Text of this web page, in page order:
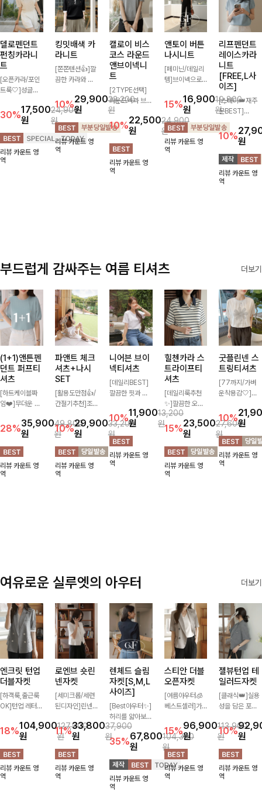
델로펜던트
펀칭카라니
트
[오픈카라/포인
트룩🤍]성글한
통기성 느껴지는
카라 니트! 내추
럴하게 떨어지는
여유핏에 오픈
카라 디테일 더
해져 꾸안꾸 무
30%17,500
원
24,900
원
리뷰 카운트 영
역
킹밋배색 카
라니트
[쫀쫀텐션👍]깔
끔한 카라와 반
만나 하나만 입
어도 완성도 높
은 스타일링을
연출해드려요 부
담 없이 즐기기
좋은 데일리 니
10%29,900
원
33,200
원
리뷰 카운트 영
역
캘로이 비스
코스 라운드
앤브이넥니
트
[2TYPE선택]
라운드넥과 브이
넥 두 가지 디자
인으로 취향에
맞게 선택 가능
한 베이직 니트
🤍 깔끔한 실루
엣과 부드러운
착용감으로 단독
10%22,500
원
24,900
원
리뷰 카운트 영
역
앤토이 버튼
나시니트
[페미닌/데일리
템]브이넥으로
베이직한 디자인
의이너로 단독으
로도 언제나 만
능 아이템!산뜻
한 여름, 시원하
게 보내요 :) ♡
15%16,900
원
19,800
원
리뷰 카운트 영
역
리프펜던트
레이스카라
니트
[FREE,L사
이즈]
[스테디👑재주
문BEST]
사랑스러움 가득
담은 카라 니트
에 펜던트 포인
트까지 톡-톡 얼
굴을 밝혀주는
컬러와 함께 해
요-
10%원
리뷰 카운트 영
역
부드럽게 감싸주는 여름 티셔츠 더보기
(1+1)앤튼펜
던트 퍼프티
셔츠
[하트케이블짜
임❤️]무더운 여
낭만같은 티셔츠
소재감에서 주는
포인트와 금장으
로 고급스러움도
놓치지 말아요♥
28%35,900
원
49,800
원
리뷰 카운트 영
역
파앤트 체크
셔츠+나시
SET
[활용도만점👍/
간절기추천]조
색으로 감각적이
면서 단독부터
세트까지 활용도
높게 즐기는 셔
츠+나시 SET!
캐주얼한 감성으
10%29,900
원
33,200
원
리뷰 카운트 영
역
니어븐 브이
넥티셔츠
[데일리BEST]
깔끔한 핏과 디
소재로 밋밋함
없이 착용 가능
하며 심플하게
입어도 좋고 레
이어드해서 입어
도 좋은 데일리
10%11,900
원
13,200
원
리뷰 카운트 영
역
힐첸카라 스
트라이프티
셔츠
[데일리룩추천
✨]깔끔한 오픈
카라넥과 조화로
운 배색이 들어
간 스트라이프
패턴으로 단정하
고 캐주얼한 무
드를 선사하는
반팔 티셔츠에
15%23,500
원
27,600
원
리뷰 카운트 영
역
굿플린넨 스
트링티셔츠
[77까지/가벼
운착용감🤍]린
럴한 플라워 프
린팅이 포인트가
되어 하나만으로
도 감성 있는 스
타일을 완성해드
리는 티셔츠-🌼
10%원
리뷰 카운트 영
역
여유로운 실루엣의 아우터 더보기
엔크릿 턴업
더블자켓
[하객룩,출근룩
OK]턴업 레터링
있게 완성된 썸
머 자켓, 더블버
튼 디자인으로
깔끔하고 세련된
무드가 느껴져요
🩶 가볍고 시원
18%104,900
원
127,900
원
리뷰 카운트 영
역
로엔브 숏린
넨자켓
[세미크롭/세련
된디자인]린넨
볍고 드라이한
소재감으로 한여
름에도 부담 없
이 툭 걸치기 좋
은 반팔 자켓, 크
롭에 가까운 깔
11%33,800
원
37,900
원
리뷰 카운트 영
역
렌체드 슬림
자켓[S,M,L
사이즈]
[Best아우터✨]
허리를 얇아보이
게 만들어줄 슬
림핏! 깔끔하고
단정한 핏으로
고급스러운 분위
기를 연출시켜줄
아우터로 데일리
로도, 특별한 날
35%67,800
원
104,300
원
리뷰 카운트 영
역
스티안 더블
오픈자켓
[여름아우터🧊
베스트셀러]가
멋스러운 무드가
살아나는 썸머
오픈자켓✨ 백
슬릿 디테일로
착용감이 편안하
며 깔끔한 핏과
15%96,900
원
113,900
원
리뷰 카운트 영
역
젤뷰턴업 테
일러드자켓
[클래식👑]실용
성을 담은 포켓
턴업 디테일로
멋을 더했으며
유연한 소재로
자연스러운 실루
엣을 연출해주는
아우터에요~!
10%원
리뷰 카운트 영
역